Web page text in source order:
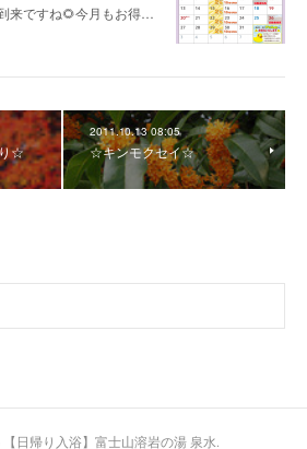
来ですね🌻今月もお得…
☆
2011.10.13 08:05
☆キンモクセイ☆
【日帰り入浴】富士山溶岩の湯 泉水.